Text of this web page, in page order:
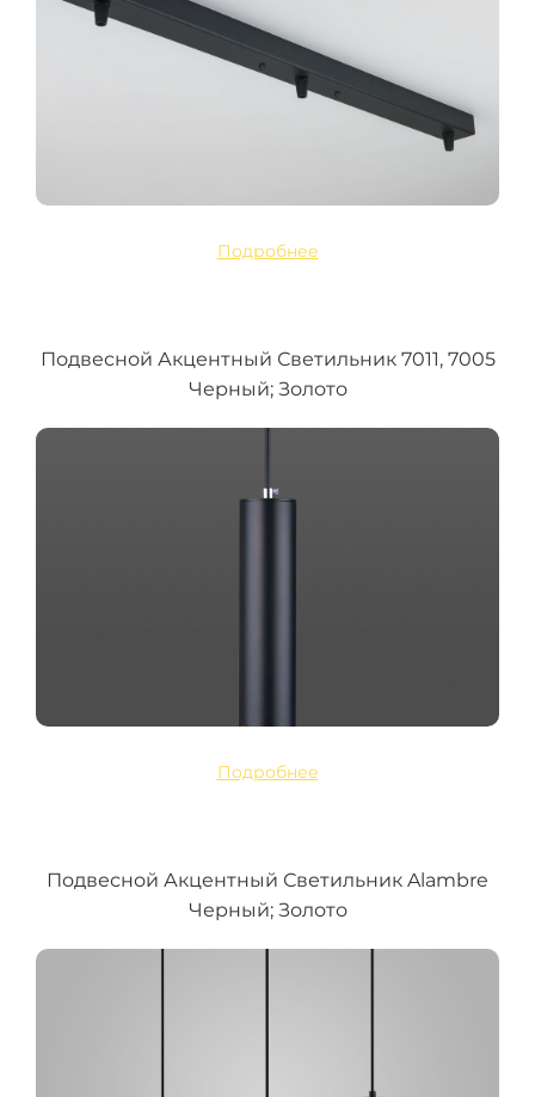
Подробнее
Подвесной Акцентный Светильник 7011, 7005
Черный; Золото
Подробнее
Подвесной Акцентный Светильник Alambre
Черный; Золото